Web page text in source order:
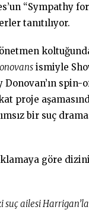
“Sympathy
tanıtılıyor.
ismiyle
Donovan’ın
proje
bir suç
göre
ailesi